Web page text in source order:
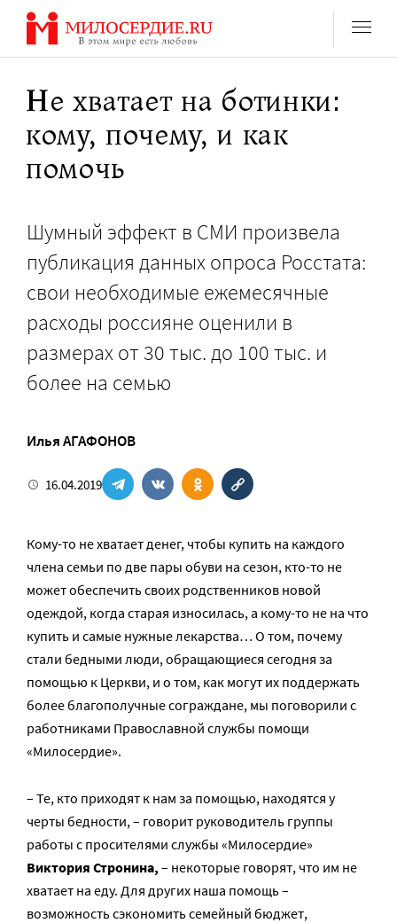
Перейти
содержанию
Не хватает на ботинки:
кому, почему, и как
помочь
Шумный эффект в СМИ произвела
публикация данных опроса Росстата:
свои необходимые ежемесячные
расходы россияне оценили в
размерах от 30 тыс. до 100 тыс. и
более на семью
Илья АГАФОНОВ
16.04.2019
Кому-то не хватает денег, чтобы купить на каждого
члена семьи по две пары обуви на сезон, кто-то не
может обеспечить своих родственников новой
одеждой, когда старая износилась, а кому-то не на что
купить и самые нужные лекарства… О том, почему
стали бедными люди, обращающиеся сегодня за
помощью к Церкви, и о том, как могут их поддержать
более благополучные сограждане, мы поговорили с
работниками Православной службы помощи
«Милосердие».
– Те, кто приходят к нам за помощью, находятся у
черты бедности, – говорит руководитель группы
работы с просителями службы «Милосердие»
Виктория Стронина, – некоторые говорят, что им не
хватает на еду. Для других наша помощь –
возможность сэкономить семейный бюджет,